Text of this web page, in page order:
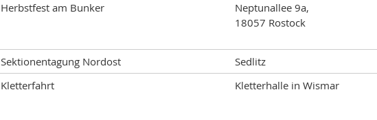
Herbstfest am Bunker
Neptunallee 9a,
18057 Rostock
Sektionentagung Nordost Sedlitz
Kletterfahrt Kletterhalle in Wismar